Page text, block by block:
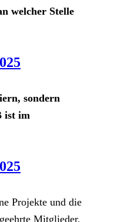
welcher Stelle
sondern
ist im
Projekte und die
Mitglieder,